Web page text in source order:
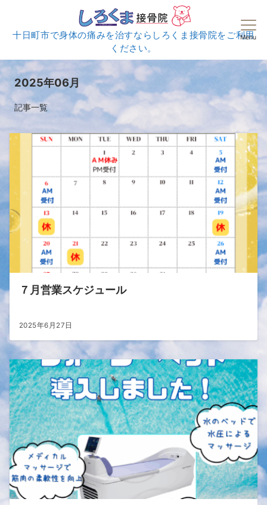
十日町市で身体の痛みを治すならしろくま接骨院をご利用
ください。
Menu
2025年06月
記事一覧
７月営業スケジュール
2025年6月27日